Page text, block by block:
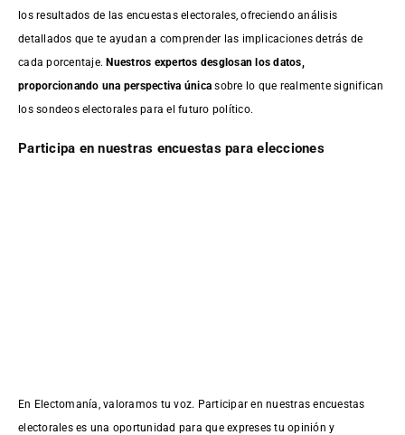
los resultados de las encuestas electorales, ofreciendo análisis
detallados que te ayudan a comprender las implicaciones detrás de
cada porcentaje.Nuestros expertos desglosan los datos,
proporcionando una perspectiva única sobre lo que realmente significan
los sondeos electorales para el futuro político.
Participa en nuestras encuestas para elecciones
En Electomanía, valoramos tu voz. Participar en nuestras encuestas
electorales es una oportunidad para que expreses tu opinión y